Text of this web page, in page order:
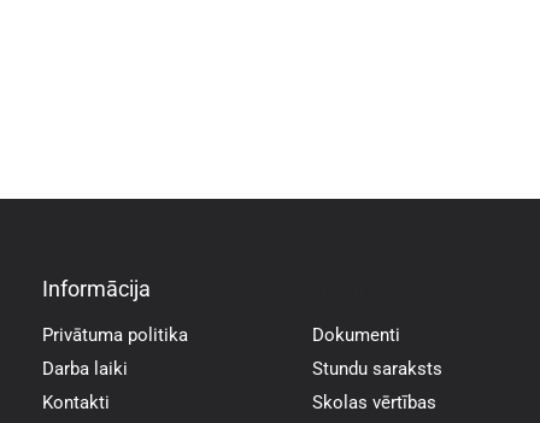
Informācija
Privātuma politika
Darba laiki
Kontakti
Dokumenti
Stundu saraksts
Skolas vērtības